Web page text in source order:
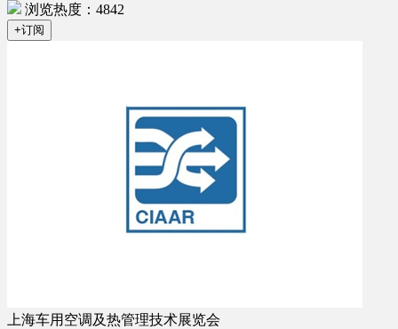
浏览热度：4842
+订阅
上海车用空调及热管理技术展览会